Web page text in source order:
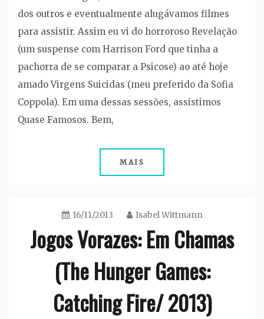
dos outros e eventualmente alugávamos filmes
para assistir. Assim eu vi do horroroso Revelação
(um suspense com Harrison Ford que tinha a
pachorra de se comparar a Psicose) ao até hoje
amado Virgens Suicidas (meu preferido da Sofia
Coppola). Em uma dessas sessões, assistimos
Quase Famosos. Bem,
MAIS
16/11/2013 Isabel Wittmann
Jogos Vorazes: Em Chamas
(The Hunger Games:
Catching Fire/ 2013)